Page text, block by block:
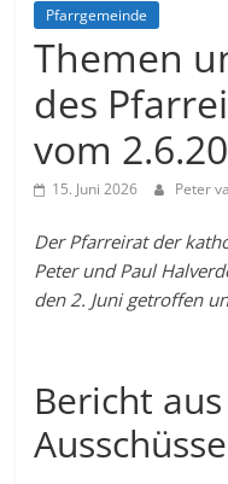
Pfarrgemeinde
Themen
des
vom
15. Juni 2026 Peter
Der Pfarreirat der
Peter und Paul
den 2. Juni getroffen
Bericht